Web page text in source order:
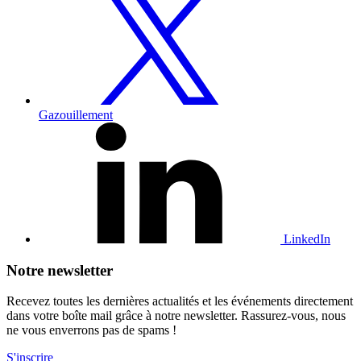
Gazouillement
LinkedIn
Notre newsletter
Recevez toutes les dernières actualités et les événements directement
dans votre boîte mail grâce à notre newsletter. Rassurez-vous, nous
ne vous enverrons pas de spams !
S'inscrire